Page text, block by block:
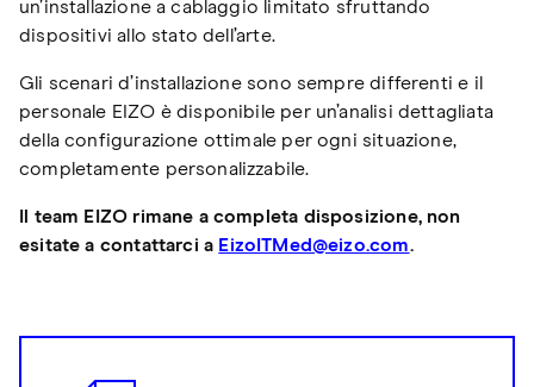
un’installazione a cablaggio limitato sfruttando
dispositivi allo stato dell’arte.
Gli scenari d’installazione sono sempre differenti e il
personale EIZO è disponibile per un’analisi dettagliata
della configurazione ottimale per ogni situazione,
completamente personalizzabile.
Il team EIZO rimane a completa disposizione, non
esitate a contattarci a EizoITMed@eizo.com.